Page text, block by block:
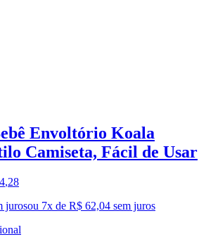
Envoltório Koala
Camiseta, Fácil de Usar
,28
jurosou 7x de R$ 62,04 sem juros